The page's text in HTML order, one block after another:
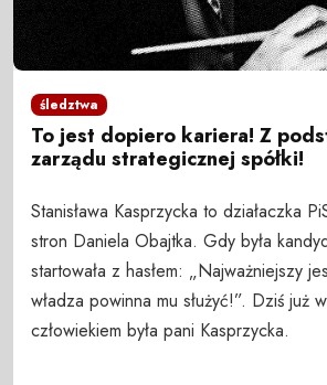
śledztwa
To jest dopiero kariera! Z
zarządu strategicznej spółki!
Stanisława Kasprzycka to działaczka
stron Daniela Obajtka. Gdy była
startowała z hasłem: „Najważniejszy
władza powinna mu służyć!”. Dziś już
człowiekiem była pani Kasprzycka.